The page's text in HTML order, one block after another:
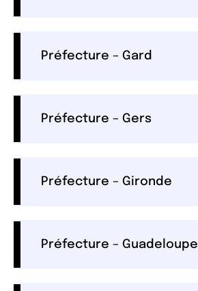
Préfecture – Gard
Préfecture – Gers
Préfecture – Gironde
Préfecture – Guadeloupe